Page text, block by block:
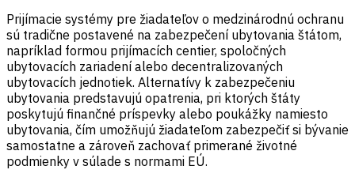
Prijímacie systémy pre žiadateľov o medzinárodnú ochranu
sú tradične postavené na zabezpečení ubytovania štátom,
napríklad formou prijímacích centier, spoločných
ubytovacích zariadení alebo decentralizovaných
ubytovacích jednotiek. Alternatívy k zabezpečeniu
ubytovania predstavujú opatrenia, pri ktorých štáty
poskytujú finančné príspevky alebo poukážky namiesto
ubytovania, čím umožňujú žiadateľom zabezpečiť si bývanie
samostatne a zároveň zachovať primerané životné
podmienky v súlade s normami EÚ.